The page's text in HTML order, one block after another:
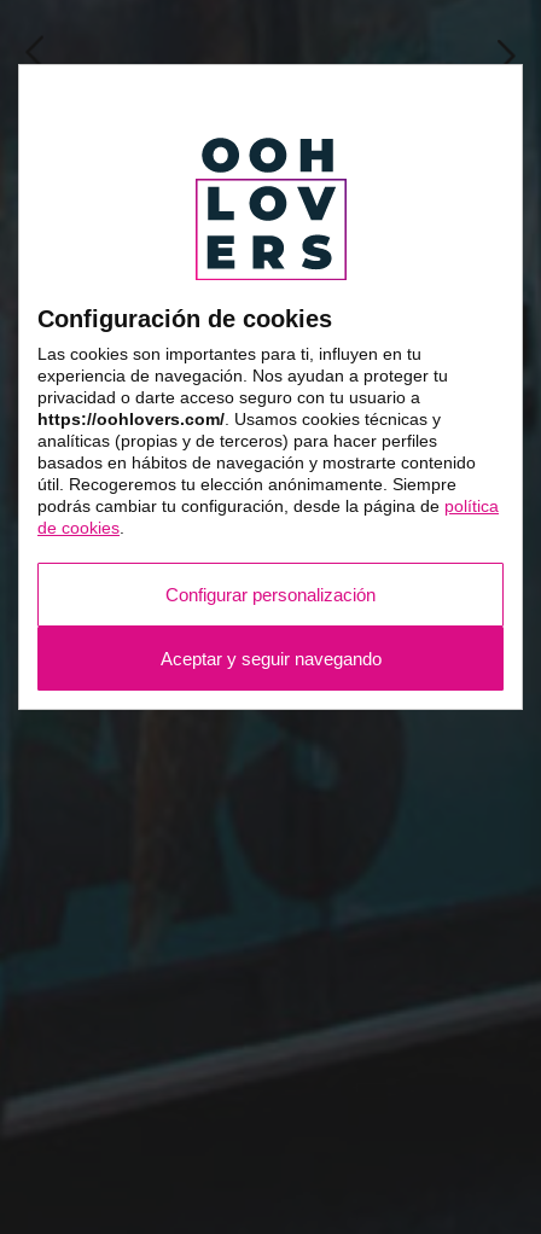
Configuración de cookies
Las cookies son importantes para ti, influyen en tu
experiencia de navegación. Nos ayudan a proteger tu
privacidad o darte acceso seguro con tu usuario a
https://oohlovers.com/ . Usamos cookies técnicas y
analíticas (propias y de terceros) para hacer perfiles
basados en hábitos de navegación y mostrarte contenido
útil. Recogeremos tu elección anónimamente. Siempre
podrás cambiar tu configuración, desde la página de política
de cookies
Configurar personalización
Aceptar y seguir navegando